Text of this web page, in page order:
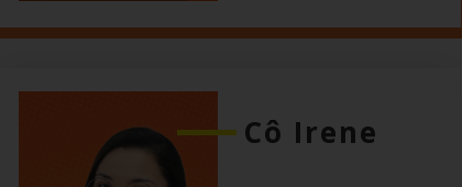
Cô Irene